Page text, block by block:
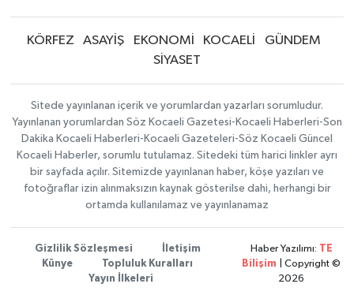
KÖRFEZ ASAYİŞ EKONOMİ KOCAELİ
GÜNDEM
SİYASET
Sitede yayınlanan içerik ve yorumlardan yazarları sorumludur.
Yayınlanan yorumlardan Söz Kocaeli Gazetesi-Kocaeli Haberleri-Son
Dakika Kocaeli Haberleri-Kocaeli Gazeteleri-Söz Kocaeli Güncel
Kocaeli Haberler, sorumlu tutulamaz. Sitedeki tüm harici linkler ayrı
bir sayfada açılır. Sitemizde yayınlanan haber, köşe yazıları ve
fotoğraflar izin alınmaksızın kaynak gösterilse dahi, herhangi bir
ortamda kullanılamaz ve yayınlanamaz
Gizlilik Sözleşmesi
İletişim
Künye
Topluluk Kuralları
Yayın İlkeleri
Haber Yazılımı:
TE
Bilişim | Copyright ©
2026